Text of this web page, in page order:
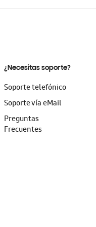
¿Necesitas soporte?
Soporte telefónico
Soporte vía eMail
Preguntas
Frecuentes